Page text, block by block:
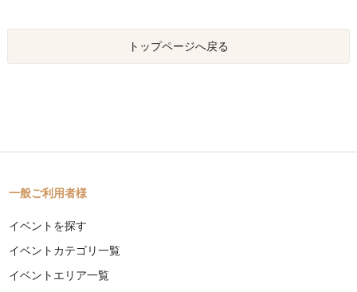
トップページへ戻る
一般ご利用者様
イベントを探す
イベントカテゴリ一覧
イベントエリア一覧